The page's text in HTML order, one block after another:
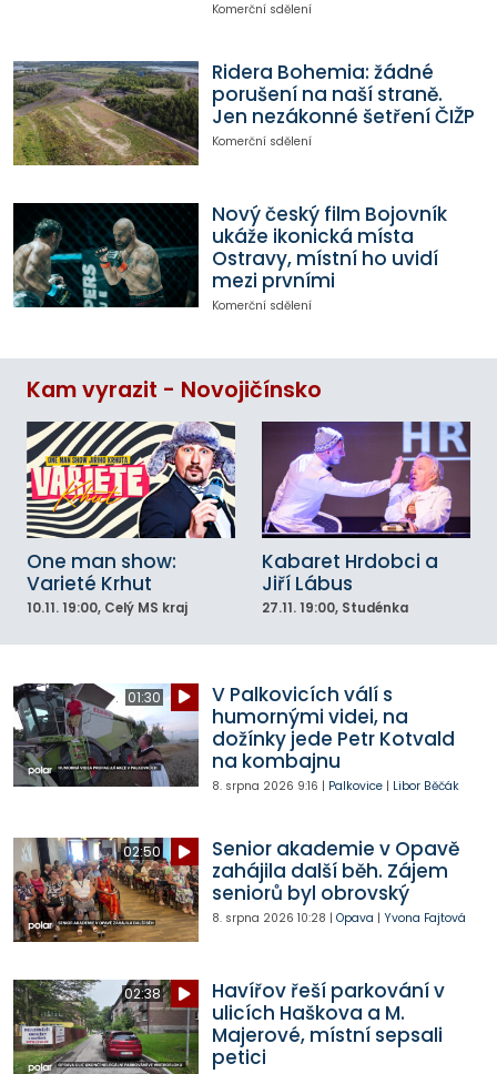
Komerční sdělení
Ridera Bohemia: žádné
porušení na naší straně.
Jen nezákonné šetření ČIŽP
Komerční sdělení
Nový český film Bojovník
ukáže ikonická místa
Ostravy, místní ho uvidí
mezi prvními
Komerční sdělení
Kam vyrazit - Novojičínsko
One man show:
Varieté Krhut
10.11. 19:00, Celý MS kraj
Kabaret Hrdobci a
Jiří Lábus
27.11. 19:00, Studénka
01:30
V Palkovicích válí s
humornými videi, na
dožínky jede Petr Kotvald
na kombajnu
8. srpna 2026 9:16 | Palkovice| Libor Běčák
02:50
Senior akademie v Opavě
zahájila další běh. Zájem
seniorů byl obrovský
8. srpna 2026 10:28 | Opava | Yvona Fajtová
02:38
Havířov řeší parkování v
ulicích Haškova a M.
Majerové, místní sepsali
petici